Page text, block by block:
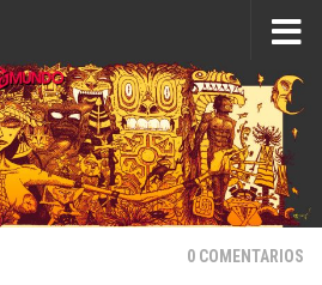
0 COMENTARIOS